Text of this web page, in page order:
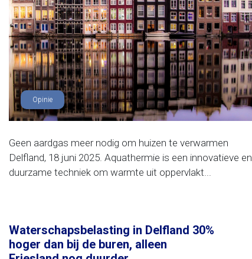
Opinie
Geen aardgas meer nodig om huizen te verwarmen
Delfland, 18 juni 2025. Aquathermie is een innovatieve en
duurzame techniek om warmte uit oppervlakt...
Waterschapsbelasting in Delfland 30%
hoger dan bij de buren, alleen